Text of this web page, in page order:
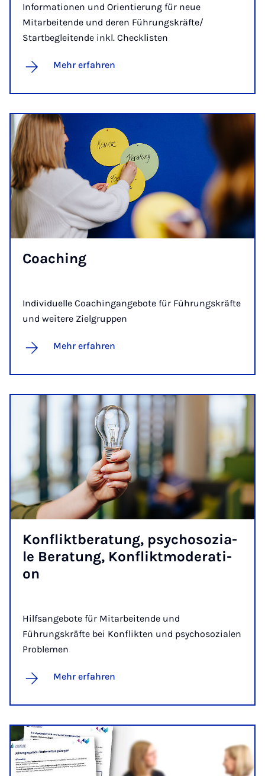
Informationen und Orientierung für neue
Mitarbeitende und deren Führungskräfte/
Startbegleitende inkl. Checklisten
Mehr erfahren
Coa­ching
Individuelle Coachingangebote für Führungskräfte
und weitere Zielgruppen
Mehr erfahren
Kon­flikt­be­ra­tung, psy­cho­so­zi­a­
le Be­ra­tung, Kon­flikt­mo­de­ra­ti­
on
Hilfsangebote für Mitarbeitende und
Führungskräfte bei Konflikten und psychosozialen
Problemen
Mehr erfahren